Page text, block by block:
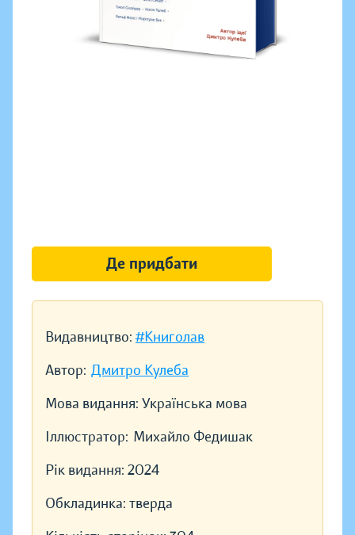
Видавництво: #Книголав
Автор: Дмитро Кулеба
Мова видання: Українська мова
Іллюстратор: Михайло Федишак
Рік видання: 2024
Обкладинка: тверда
Де придбати